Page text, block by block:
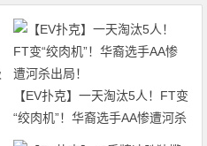
【EV扑克】一天淘汰5人！FT变
“绞肉机”！华裔选手AA惨遭河杀
出局！